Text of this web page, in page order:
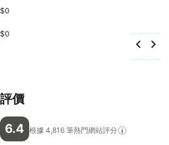
$0
$0
評價
6.4 根據 4,816 筆熱門網站評分